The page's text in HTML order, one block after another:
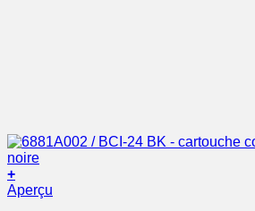
+
Aperçu